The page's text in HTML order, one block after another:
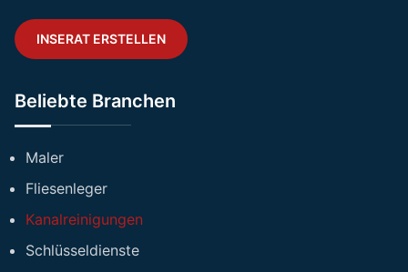
INSERAT ERSTELLEN
Beliebte Branchen
Maler
Fliesenleger
Kanalreinigungen
Schlüsseldienste